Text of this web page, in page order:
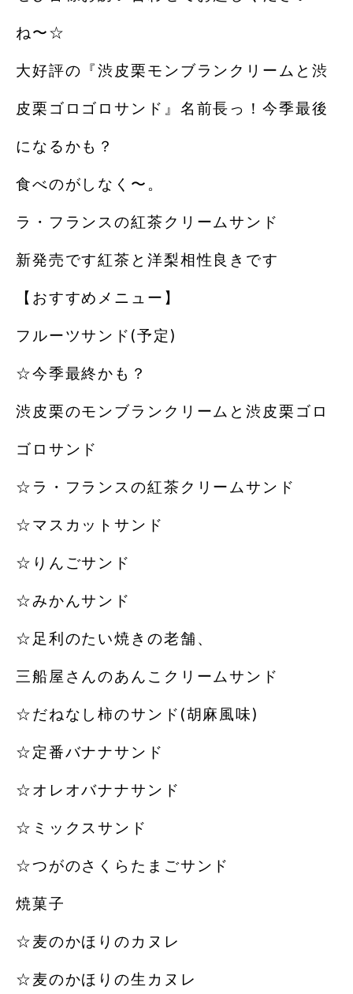
ね〜☆
大好評の『渋皮栗モンブランクリームと渋
皮栗ゴロゴロサンド』名前長っ！今季最後
になるかも？
食べのがしなく〜。
ラ・フランスの紅茶クリームサンド
新発売です紅茶と洋梨相性良きです
【おすすめメニュー】
フルーツサンド(予定)
☆今季最終かも？
渋皮栗のモンブランクリームと渋皮栗ゴロ
ゴロサンド
☆ラ・フランスの紅茶クリームサンド
☆マスカットサンド
☆りんごサンド
☆みかんサンド
☆足利のたい焼きの老舗、
三船屋さんのあんこクリームサンド
☆だねなし柿のサンド(胡麻風味)
☆定番バナナサンド
☆オレオバナナサンド
☆ミックスサンド
☆つがのさくらたまごサンド
焼菓子
☆麦のかほりのカヌレ
☆麦のかほりの生カヌレ